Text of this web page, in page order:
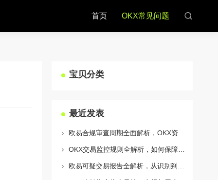
首页 OKX常见问题
宝贝分类
最近发表